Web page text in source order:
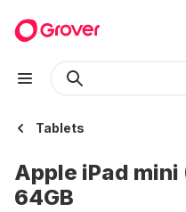
Tablets
Apple iPad mini
64GB